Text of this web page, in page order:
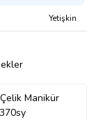
Yetişkin
Manikür